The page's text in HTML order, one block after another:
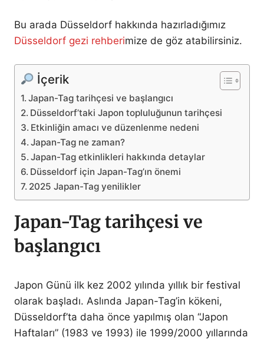
Bu arada Düsseldorf hakkında hazırladığımız
Düsseldorf gezi rehberimize de göz atabilirsiniz.
İçerik
Japan-Tag tarihçesi ve başlangıcı
Düsseldorf’taki Japon topluluğunun tarihçesi
Etkinliğin amacı ve düzenlenme nedeni
Japan-Tag ne zaman?
Japan-Tag etkinlikleri hakkında detaylar
Düsseldorf için Japan-Tag’ın önemi
2025 Japan-Tag yenilikler
Japan-Tag tarihçesi ve
başlangıcı
Japon Günü ilk kez 2002 yılında yıllık bir festival
olarak başladı. Aslında Japan-Tag’in kökeni,
Düsseldorf’ta daha önce yapılmış olan “Japon
Haftaları” (1983 ve 1993) ile 1999/2000 yıllarında